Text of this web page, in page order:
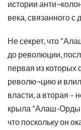
истории
века, связанного
Не секрет, что
до революции,
первая из
револю¬цию и
власти, а вторая –
крыла “Алаш-
что поскольку он